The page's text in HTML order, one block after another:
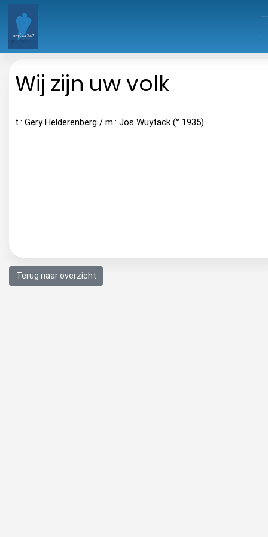
Wij zijn uw volk
t.: Gery Helderenberg / m.: Jos Wuytack (° 1935)
Terug naar overzicht